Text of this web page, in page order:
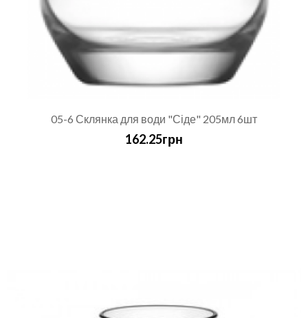
05-6 Склянка для води "Сіде" 205мл 6шт
162.25грн